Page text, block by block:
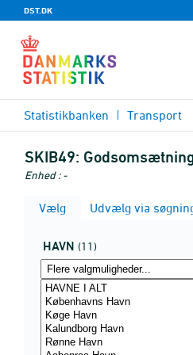
DST.DK
Statistikbanken Transport
SKIB49:
Enhed : -
Vælg Udvælg via
HAVN (11)